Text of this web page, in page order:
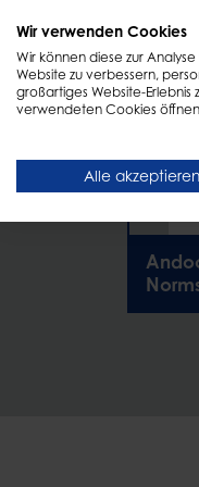
Wir verwenden Cookies
Wir können diese zur
Website zu verbessern,
großartiges Website-
verwendeten Cookies öffnen
Alle akzeptieren